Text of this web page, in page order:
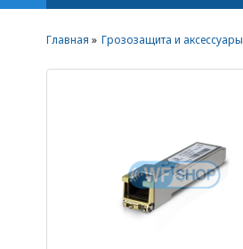
Главная Грозозащита и аксессуары